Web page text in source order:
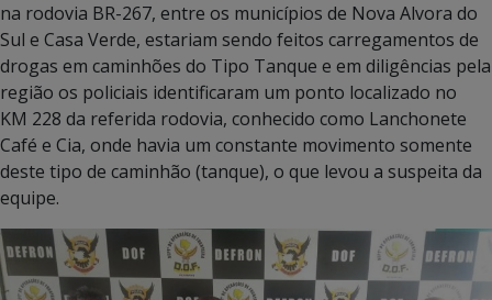
na rodovia BR-267, entre os municípios de Nova Alvora do
Sul e Casa Verde, estariam sendo feitos carregamentos de
drogas em caminhões do Tipo Tanque e em diligências pela
região os policiais identificaram um ponto localizado no
KM 228 da referida rodovia, conhecido como Lanchonete
Café e Cia, onde havia um constante movimento somente
deste tipo de caminhão (tanque), o que levou a suspeita da
equipe.